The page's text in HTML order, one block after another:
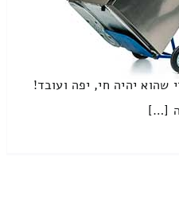
שהוא יהיה חי, יפה ועובד!
[…]